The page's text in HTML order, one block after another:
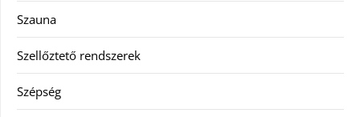
Szauna
Szellőztető rendszerek
Szépség